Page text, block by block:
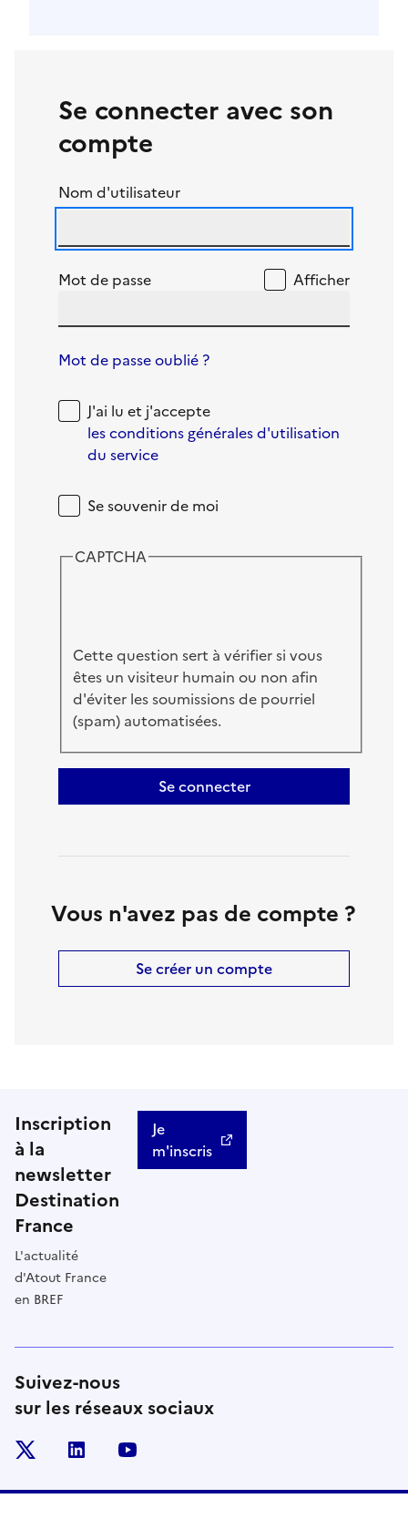
Se connecter avec son
compte
Nom d'utilisateur
Mot de passe Afficher
Mot de passe oublié ?
J'ai lu et j'accepte
les conditions générales d'utilisation
du service
Se souvenir de moi
CAPTCHA
Cette question sert à vérifier si vous
êtes un visiteur humain ou non afin
d'éviter les soumissions de pourriel
(spam) automatisées.
Se connecter
Vous n'avez pas de compte ?
Se créer un compte
Inscription
à la
newsletter
Destination
France
L'actualité
d'Atout France
en BREF
Je
m'inscris
Suivez-nous
sur les réseaux sociaux
linkedin